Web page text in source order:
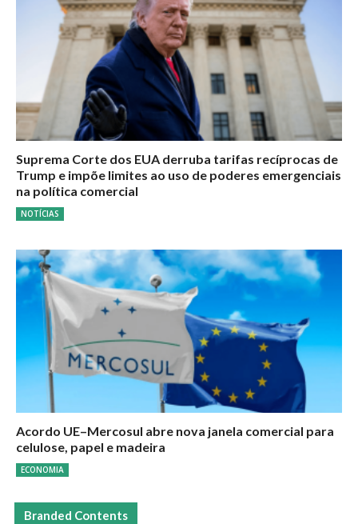
Suprema Corte dos EUA derruba tarifas recíprocas de
Trump e impõe limites ao uso de poderes emergenciais
na política comercial
NOTÍCIAS
Acordo UE–Mercosul abre nova janela comercial para
celulose, papel e madeira
ECONOMIA
Branded Contents